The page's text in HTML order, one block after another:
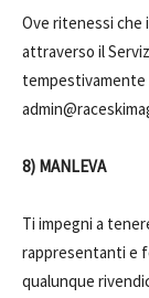
Ove ritenessi
attraverso il
tempestivamente
8) MANLEVA
Ti impegni a
rappresentanti e
qualunque